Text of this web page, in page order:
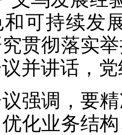
可持续发
贯彻落实
并讲话，
调，要精
化业务结